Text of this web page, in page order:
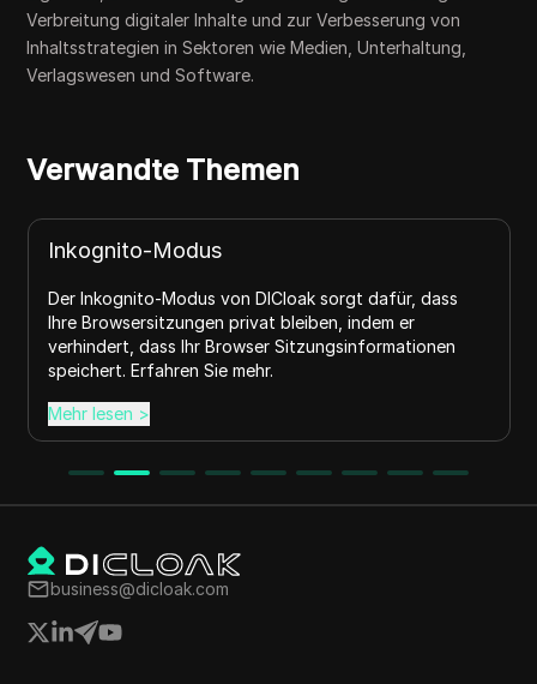
Verbreitung digitaler Inhalte und zur Verbesserung von
Inhaltsstrategien in Sektoren wie Medien, Unterhaltung,
Verlagswesen und Software.
Verwandte Themen
Inkognito-Modus
Der Inkognito-Modus von DICloak sorgt dafür, dass
Ihre Browsersitzungen privat bleiben, indem er
verhindert, dass Ihr Browser Sitzungsinformationen
speichert. Erfahren Sie mehr.
Mehr lesen >
business@dicloak.com